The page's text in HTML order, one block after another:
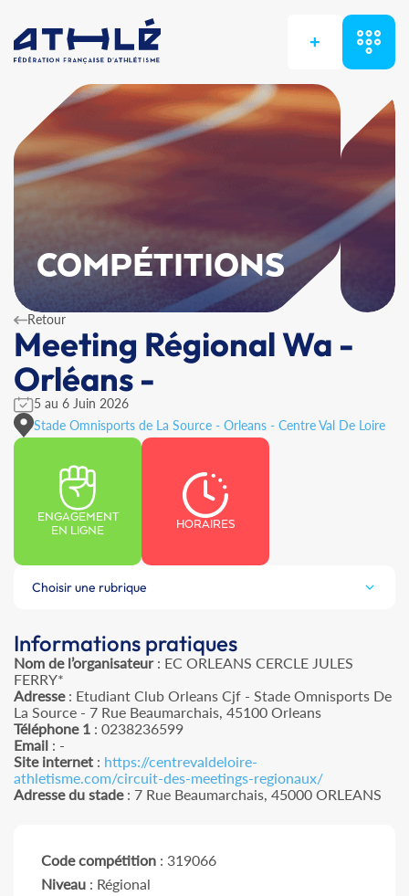
+
COMPÉTITIONS
Retour
Meeting Régional Wa -
Orléans -
5 au 6 Juin 2026
Stade Omnisports de La Source - Orleans - Centre Val De Loire
ENGAGEMENT
EN LIGNE
HORAIRES
Choisir une rubrique
Informations pratiques
Nom de l’organisateur: EC ORLEANS CERCLE JULES
FERRY*
Adresse: Etudiant Club Orleans Cjf - Stade Omnisports De
La Source - 7 Rue Beaumarchais, 45100 Orleans
Téléphone 1 : 0238236599
Email : -
Site internet : https://centrevaldeloire-
athletisme.com/circuit-des-meetings-regionaux/
Adresse du stade: 7 Rue Beaumarchais, 45000 ORLEANS
Code compétition : 319066
Niveau : Régional